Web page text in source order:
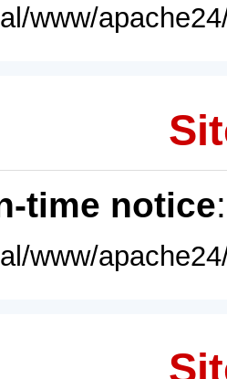
www/
time notice
www/